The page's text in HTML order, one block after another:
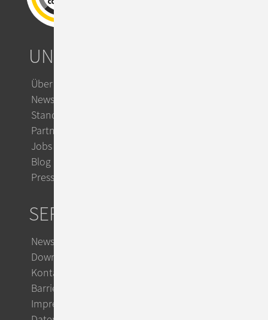
UNTERNEHMEN
Über ConSol
News & Events
Standorte
Partner
Jobs
Blog
Presse
SERVICE
Newsletter
Downloads
Kontakt
Barrierefreiheit
Impressum